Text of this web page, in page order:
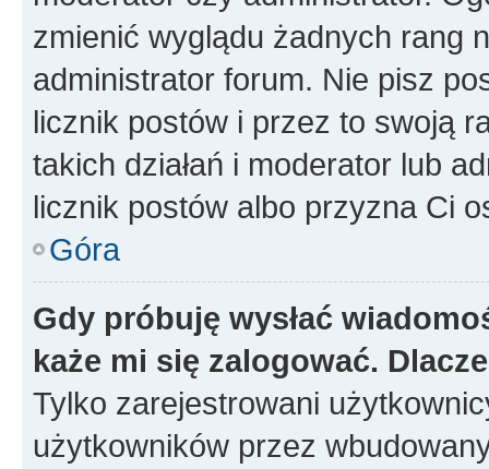
zmienić wyglądu żadnych rang
administrator forum. Nie pisz
licznik postów i przez to swoją
takich działań i moderator lub
licznik postów albo przyzna Ci
Góra
Gdy próbuję wysłać
każe mi się zalogować.
Tylko zarejestrowani
użytkowników przez